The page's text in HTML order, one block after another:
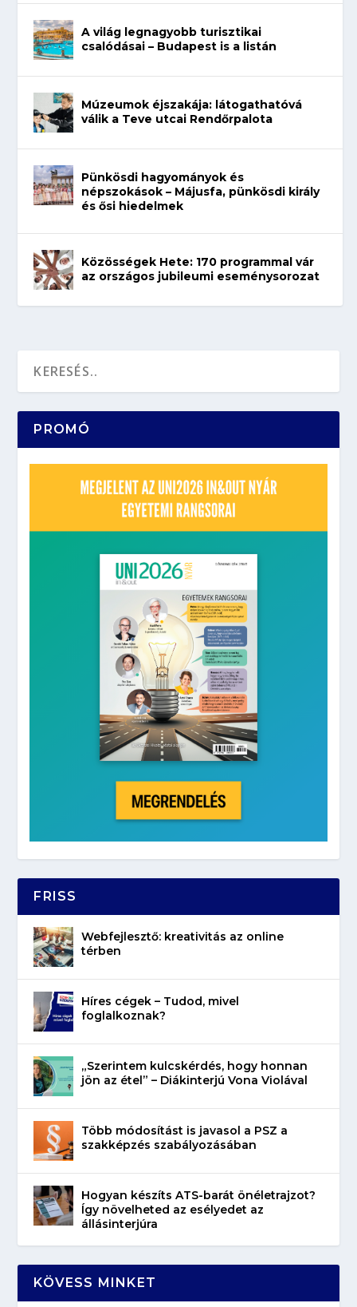
A világ legnagyobb turisztikai
csalódásai – Budapest is a listán
Múzeumok éjszakája: látogathatóvá
válik a Teve utcai Rendőrpalota
Pünkösdi hagyományok és
népszokások – Májusfa, pünkösdi király
és ősi hiedelmek
Közösségek Hete: 170 programmal vár
az országos jubileumi eseménysorozat
PROMÓ
FRISS
Webfejlesztő: kreativitás az online
térben
Híres cégek – Tudod, mivel
foglalkoznak?
„Szerintem kulcskérdés, hogy honnan
jön az étel” – Diákinterjú Vona Violával
Több módosítást is javasol a PSZ a
szakképzés szabályozásában
Hogyan készíts ATS-barát önéletrajzot?
Így növelheted az esélyedet az
állásinterjúra
KÖVESS MINKET